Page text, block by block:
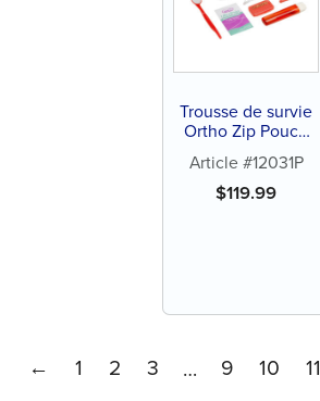
Trousse de survie
Ortho Zip Pouch
Article #12031P
$119.99
← 1 2 3 … 9 10 11